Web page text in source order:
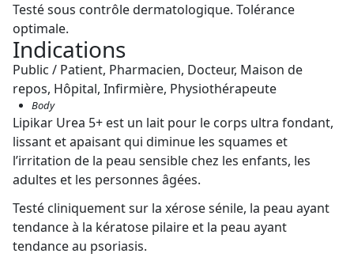
Testé sous contrôle dermatologique. Tolérance
optimale.
Indications
Public / Patient, Pharmacien, Docteur, Maison de
repos, Hôpital, Infirmière, Physiothérapeute
Body
Lipikar Urea 5+ est un lait pour le corps ultra fondant,
lissant et apaisant qui diminue les squames et
l’irritation de la peau sensible chez les enfants, les
adultes et les personnes âgées.
Testé cliniquement sur la xérose sénile, la peau ayant
tendance à la kératose pilaire et la peau ayant
tendance au psoriasis.